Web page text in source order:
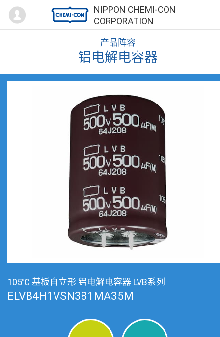
NIPPON CHEMI-CON
CORPORATION
Mypage
产品阵容
铝电解电容器
105℃ 基板自立形 铝电解电容器 LVB系列
ELVB4H1VSN381MA35M